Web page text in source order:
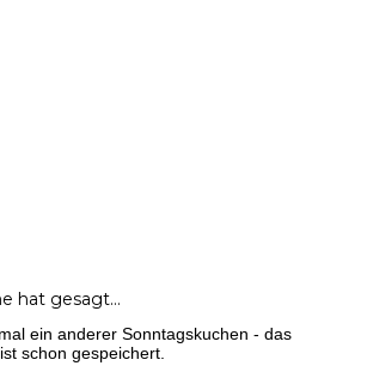
hat gesagt…
ein anderer Sonntagskuchen - das
schon gespeichert.